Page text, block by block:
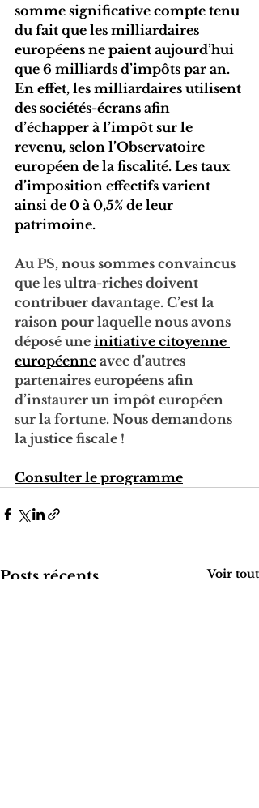
somme significative compte tenu
du fait que les milliardaires
européens ne paient aujourd’hui
que 6 milliards d’impôts par an.
En effet, les milliardaires utilisent
des sociétés-écrans afin
d’échapper à l’impôt sur le
revenu, selon l’Observatoire
européen de la fiscalité. Les taux
d’imposition effectifs varient
ainsi de 0 à 0,5% de leur
patrimoine.
Au PS, nous sommes convaincus
que les ultra-riches doivent
contribuer davantage. C’est la
raison pour laquelle nous avons
déposé une initiative citoyenne
européenne avec d’autres
partenaires européens afin
d’instaurer un impôt européen
sur la fortune. Nous demandons
la justice fiscale !
Consulter le programme
Posts récents Voir tout